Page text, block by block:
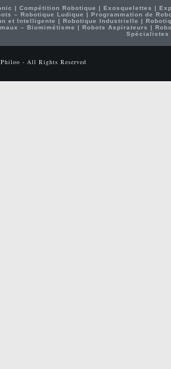
| Compétition Robotique | Exosquelettes |
– Robotique Ludique |Programmation de
et Intelligente | Robotique Industrielle |
– Biomimétisme | Robots Aspirateurs |
Spécialistes
- All Rights Reserved